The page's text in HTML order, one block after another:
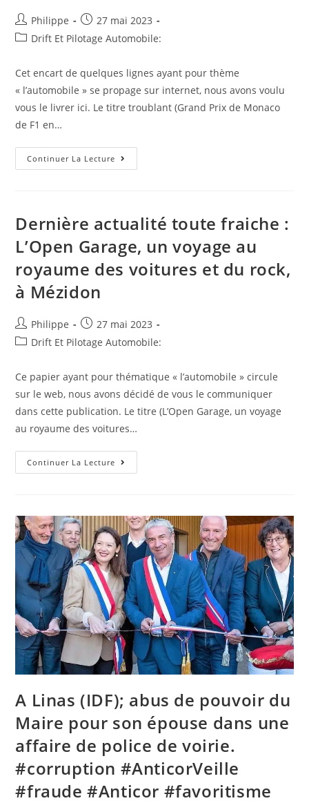
Auteur/autrice
de
Philippe
Post
published:
27 mai 2023
PostDrift Et Pilotage Automobile:
Cet encart de quelques lignes ayant pour thème
« l’automobile » se propage sur internet, nous avons voulu
vous le livrer ici. Le titre troublant (Grand Prix de Monaco
de F1 en…
Continuer La Lecture A
Voir
Prix
De
De
F1
En
Direct
Essais
Libres
2,
Et
Hamilton
En
Embuscade
Dernière actualité toute fraiche :
L’Open Garage, un voyage au
royaume des voitures et du rock,
à Mézidon
Auteur/autrice
de
Philippe
Post
published:
27 mai 2023
PostDrift Et Pilotage Automobile:
Ce papier ayant pour thématique « l’automobile » circule
sur le web, nous avons décidé de vous le communiquer
dans cette publication. Le titre (L’Open Garage, un voyage
au royaume des voitures…
Continuer La Lecture Dernière
Actualité
Garage,
Un
Voyage
Au
Royaume
Des
Voitures
Et
Du
Rock,
À
Mézidon
A Linas (IDF); abus de pouvoir du
Maire pour son épouse dans une
affaire de police de voirie.
#corruption #AnticorVeille
#fraude #Anticor #favoritisme